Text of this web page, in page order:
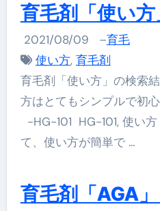
育毛剤「使い方
2021/08/09 –育毛
使い方, 育毛剤
育毛剤「使い方」の検索
方はとてもシンプルで初
-HG-101 HG-101, 使い
て、使い方が簡単で …
育毛剤「AGA